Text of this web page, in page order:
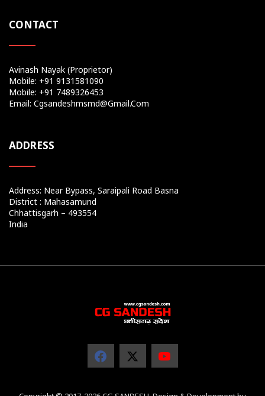
CONTACT
Avinash Nayak (Proprietor)
Mobile: +91 9131581090
Mobile: +91 7489326453
Email: Cgsandeshmsmd@gmail.com
ADDRESS
Address: Near Bypass, Saraipali Road Basna
District : Mahasamund
Chhattisgarh – 493554
India